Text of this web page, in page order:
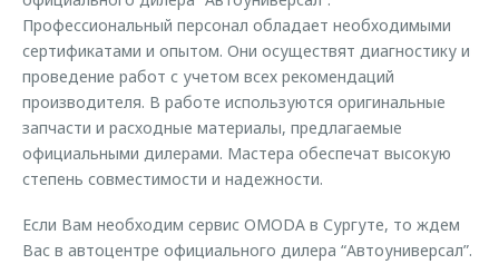
Профессиональный персонал обладает необходимыми
сертификатами и опытом. Они осуществят диагностику и
проведение работ с учетом всех рекомендаций
производителя. В работе используются оригинальные
запчасти и расходные материалы, предлагаемые
официальными дилерами. Мастера обеспечат высокую
степень совместимости и надежности.
Если Вам необходим сервис OMODA в Сургуте, то ждем
Вас в автоцентре официального дилера “Автоуниверсал”.